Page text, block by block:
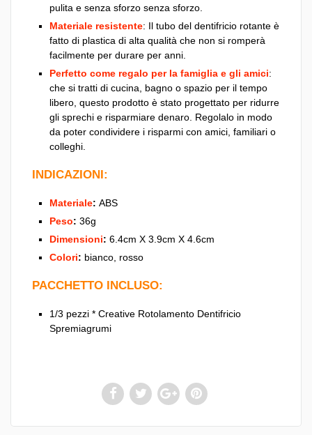
pulita e senza sforzo senza sforzo.
Materiale resistente: Il tubo del dentifricio rotante è
fatto di plastica di alta qualità che non si romperà
facilmente per durare per anni.
Perfetto come regalo per la famiglia e gli amici:
che si tratti di cucina, bagno o spazio per il tempo
libero, questo prodotto è stato progettato per ridurre
gli sprechi e risparmiare denaro. Regolalo in modo
da poter condividere i risparmi con amici, familiari o
colleghi.
INDICAZIONI:
Materiale: ABS
Peso: 36g
Dimensioni: 6.4cm X 3.9cm X 4.6cm
Colori: bianco, rosso
PACCHETTO INCLUSO:
1/3 pezzi * Creative Rotolamento Dentifricio
Spremiagrumi